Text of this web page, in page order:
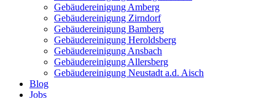
Gebäudereinigung Amberg
Gebäudereinigung Zirndorf
Gebäudereinigung Bamberg
Gebäudereinigung Heroldsberg
Gebäudereinigung Ansbach
Gebäudereinigung Allersberg
Gebäudereinigung Neustadt a.d. Aisch
Blog
Jobs